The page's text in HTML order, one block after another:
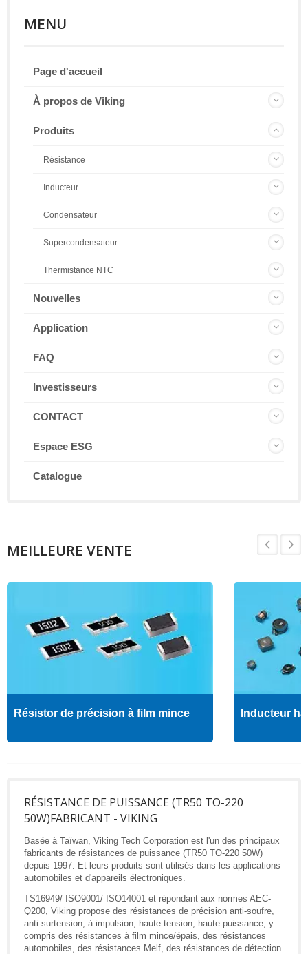
MENU
Page d'accueil
À propos de Viking
Produits
Résistance
Inducteur
Condensateur
Supercondensateur
Thermistance NTC
Nouvelles
Application
FAQ
Investisseurs
CONTACT
Espace ESG
Catalogue
MEILLEURE VENTE
Résistor de précision à film mince Inducteur
RÉSISTANCE DE PUISSANCE (TR50 TO-220
50W)FABRICANT - VIKING
Basée à Taïwan, Viking Tech Corporation est l'un des principaux
fabricants de résistances de puissance (TR50 TO-220 50W)
depuis 1997. Et leurs produits sont utilisés dans les applications
automobiles et d'appareils électroniques.
TS16949/ ISO9001/ ISO14001 et répondant aux normes AEC-
Q200, Viking propose des résistances de précision anti-soufre,
anti-surtension, à impulsion, haute tension, haute puissance, y
compris des résistances à film mince/épais, des résistances
automobiles, des résistances Melf, des résistances de détection